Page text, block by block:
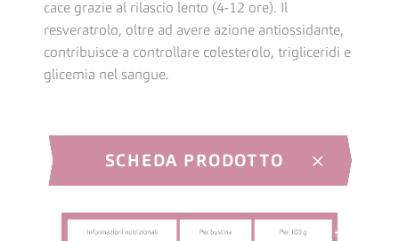
cace grazie al rilascio lento (4-12 ore). Il
resveratrolo, oltre ad avere azione antiossidante,
contribuisce a controllare colesterolo, trigliceridi e
glicemia nel sangue.
SCHEDA PRODOTTO